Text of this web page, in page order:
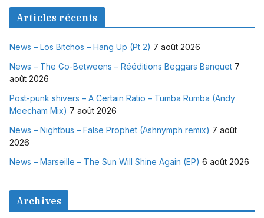
Articles récents
News – Los Bitchos – Hang Up (Pt 2) 7 août 2026
News – The Go-Betweens – Rééditions Beggars Banquet 7
août 2026
Post-punk shivers – A Certain Ratio – Tumba Rumba (Andy
Meecham Mix) 7 août 2026
News – Nightbus – False Prophet (Ashnymph remix) 7 août
2026
News – Marseille – The Sun Will Shine Again (EP) 6 août 2026
Archives